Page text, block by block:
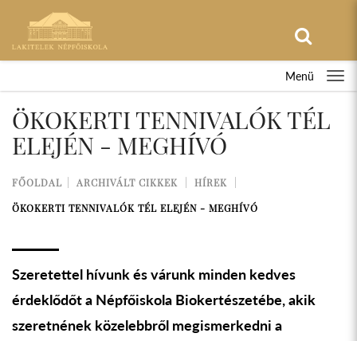
Menü
ÖKOKERTI TENNIVALÓK TÉL
ELEJÉN - MEGHÍVÓ
FŐOLDAL ARCHIVÁLT CIKKEK
HÍREK
ÖKOKERTI TENNIVALÓK TÉL ELEJÉN - MEGHÍVÓ
Szeretettel hívunk és várunk minden kedves
érdeklődőt a Népfőiskola Biokertészetébe, akik
szeretnének közelebbről megismerkedni a